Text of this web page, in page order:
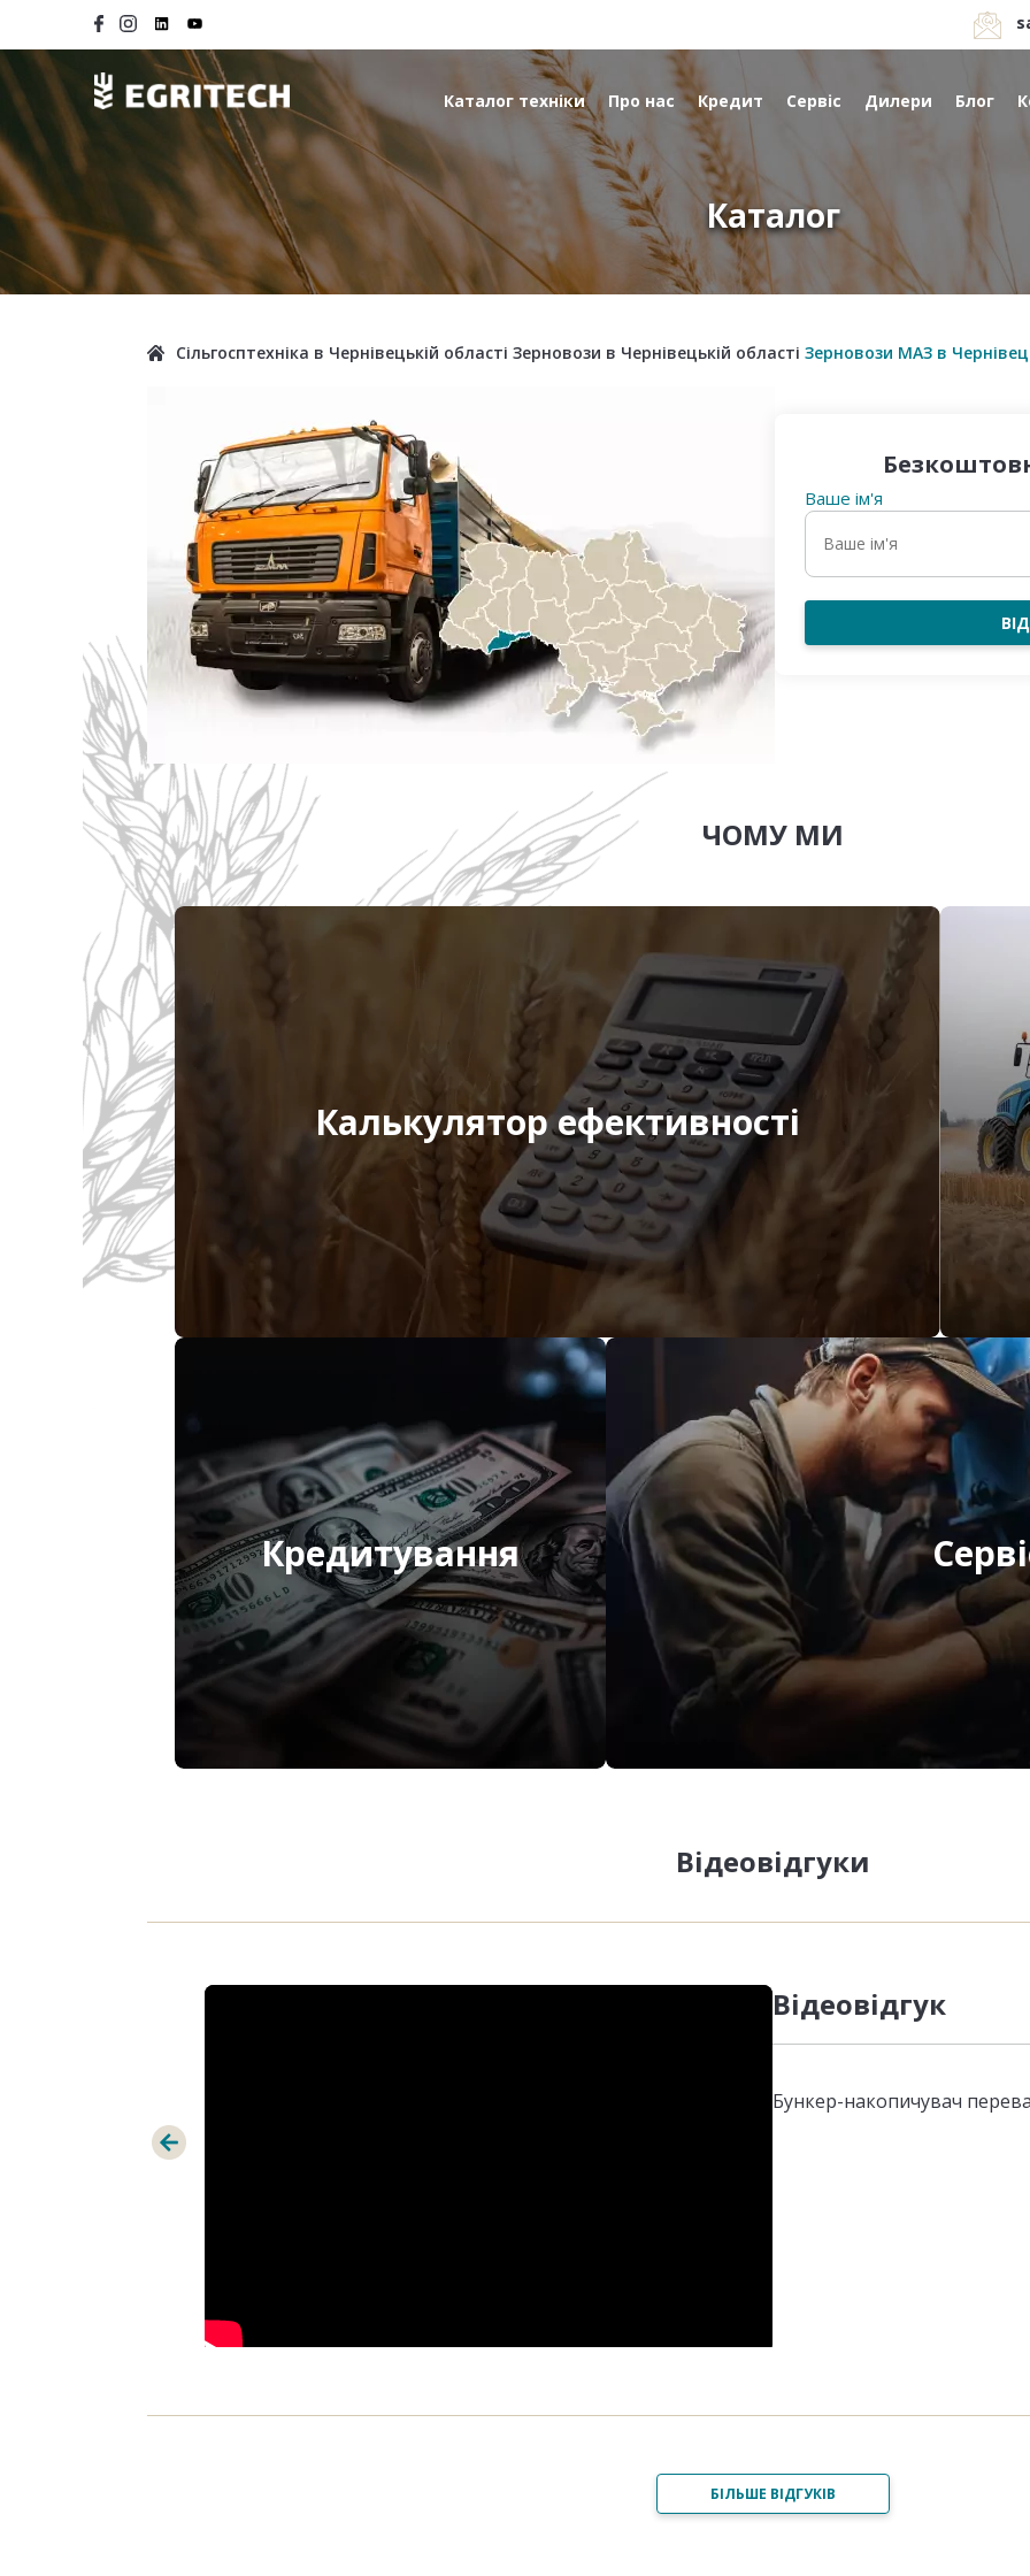
Каталог техніки Про нас Кредит Сервіс Дилери Блог
Каталог
Сільгосптехніка в Чернівецькій області Зерновози в Чернівецькій області Зерновози МАЗ в
Ваше ім'я
ЧОМУ МИ
Калькулятор ефективності
Кредитування
Відеовідгуки
Відеовідгук
Бункер-накопичувач
БІЛЬШЕ ВІДГУКІВ